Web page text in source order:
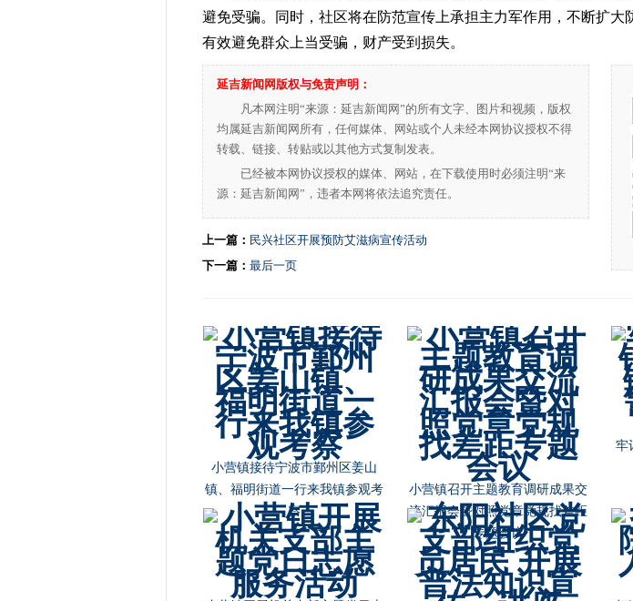
避免受骗。同时，社区将在防范宣传上承担主力军作用，不断扩大
有效避免群众上当受骗，财产受到损失。
延吉新闻网版权与免责声明：
凡本网注明“来源：延吉新闻网”的所有文字、图片和视频，版权
均属延吉新闻网所有，任何媒体、网站或个人未经本网协议授权不得
转载、链接、转贴或以其他方式复制发表。
已经被本网协议授权的媒体、网站，在下载使用时必须注明“来
源：延吉新闻网”，违者本网将依法追究责任。
上一篇： 民兴社区开展预防艾滋病宣传活动
下一篇： 最后一页
朝阳川镇开展“庆祝新中国成立
70周年”主题宣讲活动
不忘初心再出发 共筑中华强军梦
朝